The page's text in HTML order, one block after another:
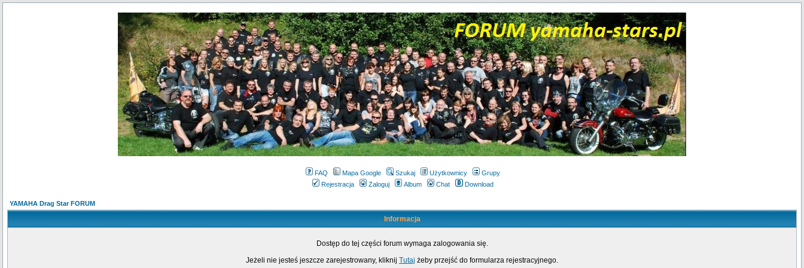
FAQ Mapa Google Szukaj Użytkownicy
Grupy
Rejestracja
Zaloguj Album Chat Download
YAMAHA Drag Star FORUM
Informacja
Dostęp do tej części forum wymaga zalogowania się.
Jeżeli nie jesteś jeszcze zarejestrowany, kliknij Tutaj żeby przejść do formularza rejestracyjnego.